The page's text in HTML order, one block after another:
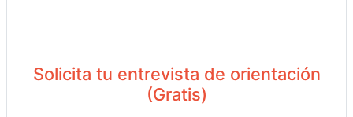
Solicita tu entrevista de orientación
(Gratis)